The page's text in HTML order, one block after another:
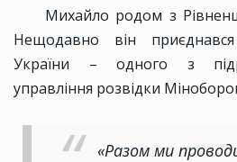
Михайло родом з
Нещодавно він
України – одного з
управління розвідки
«Разом ми